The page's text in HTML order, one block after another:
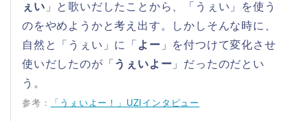
ぇい 」と歌いだしたことから、「うぇい」を使う
のをやめようかと考え出す。しかしそんな時に、
自然と「うぇい」に「 よー 」を付つけて変化させ
使いだしたのが「 うぇいよー 」だったのだとい
う。
参考： 「うぇいよー！」UZIインタビュー